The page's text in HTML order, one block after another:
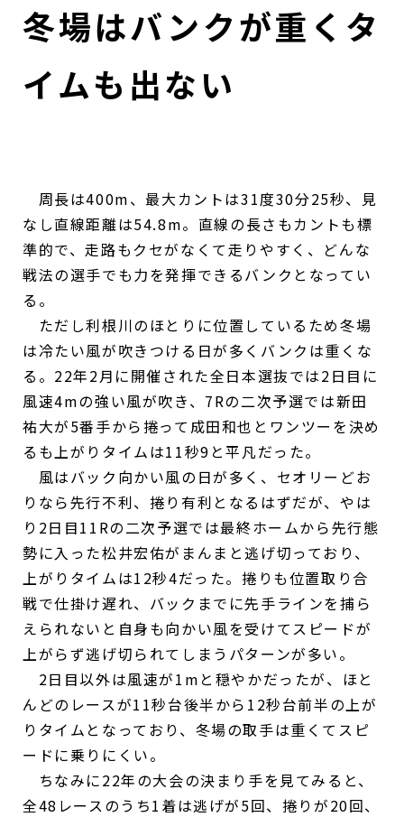
冬場はバンクが重くタ
イムも出ない
周長は400m、最大カントは31度30分25秒、見
なし直線距離は54.8m。直線の長さもカントも標
準的で、走路もクセがなくて走りやすく、どんな
戦法の選手でも力を発揮できるバンクとなってい
る。
ただし利根川のほとりに位置しているため冬場
は冷たい風が吹きつける日が多くバンクは重くな
る。22年2月に開催された全日本選抜では2日目に
風速4mの強い風が吹き、7Rの二次予選では新田
祐大が5番手から捲って成田和也とワンツーを決め
るも上がりタイムは11秒9と平凡だった。
風はバック向かい風の日が多く、セオリーどお
りなら先行不利、捲り有利となるはずだが、やは
り2日目11Rの二次予選では最終ホームから先行態
勢に入った松井宏佑がまんまと逃げ切っており、
上がりタイムは12秒4だった。捲りも位置取り合
戦で仕掛け遅れ、バックまでに先手ラインを捕ら
えられないと自身も向かい風を受けてスピードが
上がらず逃げ切られてしまうパターンが多い。
2日目以外は風速が1mと穏やかだったが、ほと
んどのレースが11秒台後半から12秒台前半の上が
りタイムとなっており、冬場の取手は重くてスピ
ードに乗りにくい。
ちなみに22年の大会の決まり手を見てみると、
全48レースのうち1着は逃げが5回、捲りが20回、